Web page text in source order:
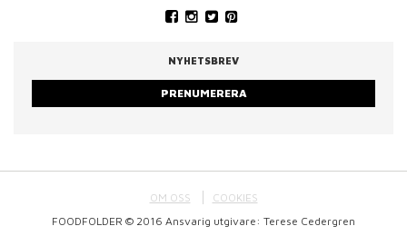
NYHETSBREV
PRENUMERERA
OM OSS
COOKIES
FOODFOLDER © 2016 Ansvarig utgivare: Terese Cedergren